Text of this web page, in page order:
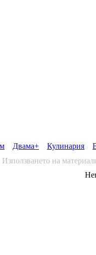
Двама+ Кулинария
Използването на